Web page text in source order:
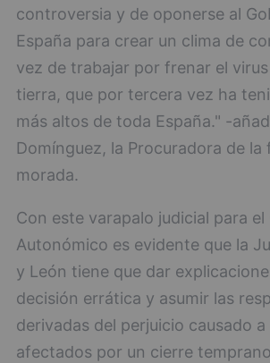
controversia y de oponerse al
España para crear un clima de
vez de trabajar por frenar el
tierra, que por tercera vez ha
más altos de toda España." -
Domínguez, la Procuradora de la
morada.
Con este varapalo judicial para el
Autonómico es evidente que la
y León tiene que dar
decisión errática y asumir las
derivadas del perjuicio causado
afectados por un cierre